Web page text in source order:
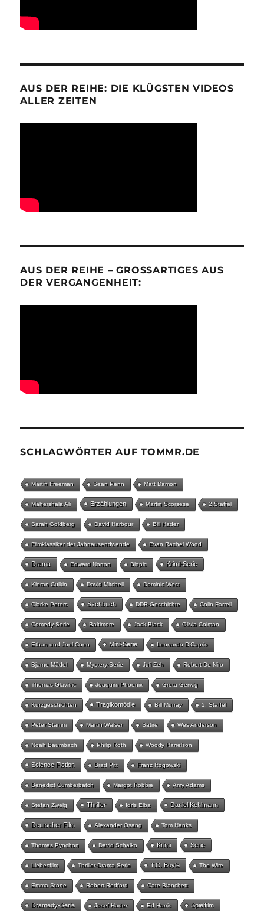
AUS DER REIHE: DIE KLÜGSTEN VIDEOS
ALLER ZEITEN
AUS DER REIHE – GROSSARTIGES AUS D
ER VERGANGENHEIT:
SCHLAGWÖRTER AUF TOMMR.DE
Martin Freeman Sean Penn Matt Damon
Mahershala Ali Erzählungen Martin Scorsese 2.Staffel
Sarah Goldberg David Harbour Bill Hader
Filmklassiker der Jahrtausendwende Evan Rachel Wood
Drama Edward Norton Biopic Krimi-Serie
Kieran Culkin David Mitchell Dominic West
Clarke Peters Sachbuch DDR-Geschichte Colin Farrell
Comedy-Serie Baltimore Jack Black Olivia Colman
Ethan und Joel Coen Mini-Serie Leonardo DiCaprio
Bjarne Mädel Mystery-Serie Juli Zeh Robert De Niro
Thomas Glavinic Joaquim Phoenix Greta Gerwig
Kurzgeschichten Tragikomödie Bill Murray 1. Staffel
Peter Stamm Martin Walser Satire Wes Anderson
Noah Baumbach Philip Roth Woody Harrelson
Science Fiction Brad Pitt Franz Rogowski
Benedict Cumberbatch Margot Robbie Amy Adams
Stefan Zweig Thriller Idris Elba Daniel Kehlmann
Deutscher Film Alexander Osang Tom Hanks
Thomas Pynchon David Schalko Krimi Serie
Liebesfilm Thriller-Drama Serie T.C. Boyle The Wire
Emma Stone Robert Redford Cate Blanchett
Dramedy-Serie Josef Hader Ed Harris Spielfilm